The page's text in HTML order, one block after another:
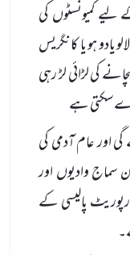
کمیونسٹوں کی
یادو ہو یا کانگریس
کی لڑائی لڑ رہی
سکتی ہے
اور عام آدمی کی
سماج وادیوں اور
پالیسی کے